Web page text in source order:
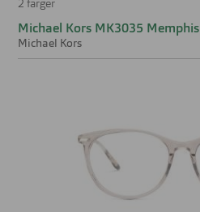
2 farger
Michael Kors MK3035 Memphis
Michael Kors